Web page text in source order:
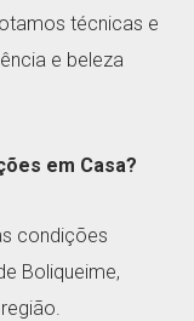
técnicas e
e beleza
em Casa?
condições
Boliqueime,